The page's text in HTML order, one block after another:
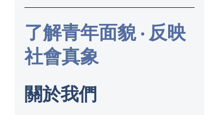
了解青年面貌 ‧ 反映
社會真象
關於我們